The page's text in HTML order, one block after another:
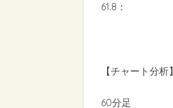
61.8：
【チャート分析】
60分足